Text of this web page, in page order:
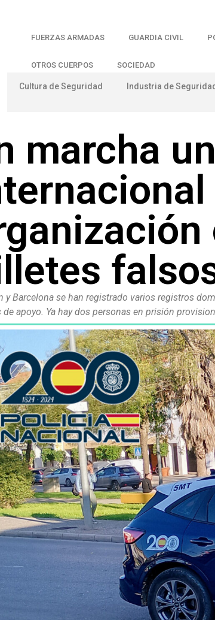
FUERZAS ARMADAS GUARDIA CIVIL
OTROS CUERPOS SOCIEDAD
Cultura de Seguridad Industria de
marcha
y Barcelona se han registrado varios registros
apoyo. Ya hay dos personas en prisión